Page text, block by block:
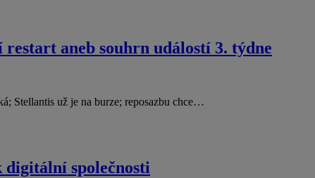
aneb souhrn událostí 3. týdne
Stellantis už je na burze; reposazbu chce…
digitální společnosti